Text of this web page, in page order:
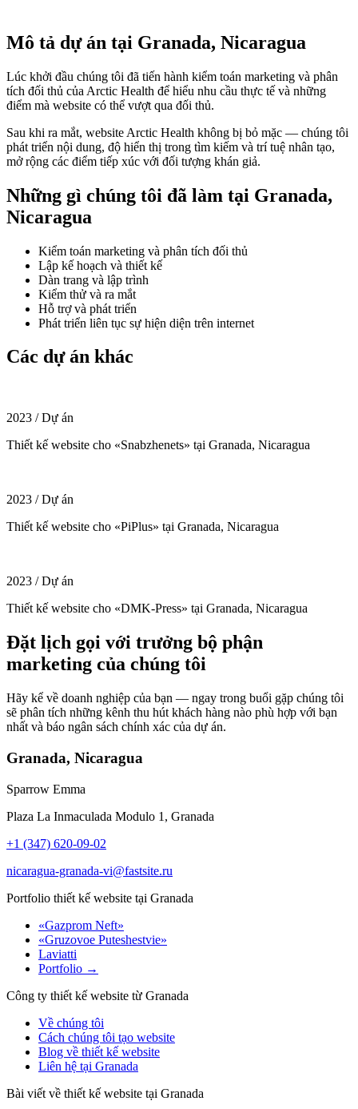
Mô tả dự án tại Granada, Nicaragua
Lúc khởi đầu chúng tôi đã tiến hành kiểm toán marketing và phân
tích đối thủ của Arctic Health để hiểu nhu cầu thực tế và những
điểm mà website có thể vượt qua đối thủ.
Sau khi ra mắt, website Arctic Health không bị bỏ mặc — chúng tôi
phát triển nội dung, độ hiển thị trong tìm kiếm và trí tuệ nhân tạo,
mở rộng các điểm tiếp xúc với đối tượng khán giả.
Những gì chúng tôi đã làm tại Granada,
Nicaragua
Kiểm toán marketing và phân tích đối thủ
Lập kế hoạch và thiết kế
Dàn trang và lập trình
Kiểm thử và ra mắt
Hỗ trợ và phát triển
Phát triển liên tục sự hiện diện trên internet
Các dự án khác
2023 / Dự án
Thiết kế website cho «Snabzhenets» tại Granada, Nicaragua
2023 / Dự án
Thiết kế website cho «PiPlus» tại Granada, Nicaragua
2023 / Dự án
Thiết kế website cho «DMK-Press» tại Granada, Nicaragua
Đặt lịch gọi với trưởng bộ phận
marketing của chúng tôi
Hãy kể về doanh nghiệp của bạn — ngay trong buổi gặp chúng tôi
sẽ phân tích những kênh thu hút khách hàng nào phù hợp với bạn
nhất và báo ngân sách chính xác của dự án.
Granada, Nicaragua
Sparrow Emma
Plaza La Inmaculada Modulo 1, Granada
+1 (347) 620-09-02
nicaragua-granada-vi@fastsite.ru
Portfolio thiết kế website tại Granada
«Gazprom Neft»
«Gruzovoe Puteshestvie»
Laviatti
Portfolio →
Công ty thiết kế website từ Granada
Về chúng tôi
Cách chúng tôi tạo website
Blog về thiết kế website
Liên hệ tại Granada
Bài viết về thiết kế website tại Granada